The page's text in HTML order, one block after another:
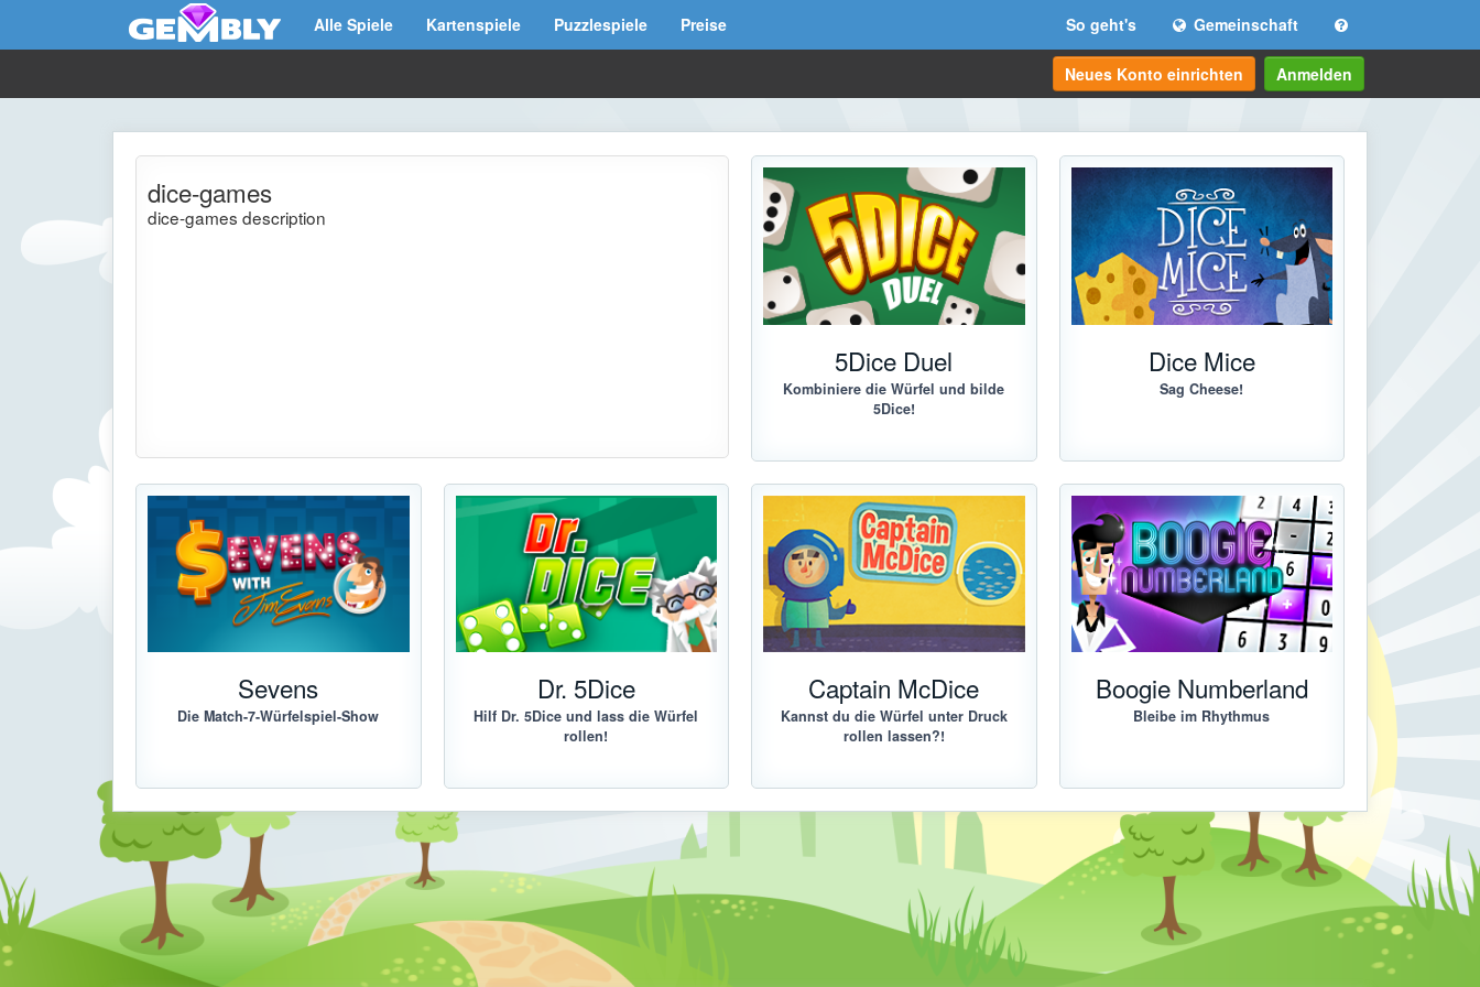
Alle Spiele Kartenspiele Puzzlespiele Preise So geht's Gemeinschaft
Neues Konto einrichten Anmelden
dice-games
dice-games description
5Dice Duel
Kombiniere die Würfel und bilde
5Dice!
Dice Mice
Sag Cheese!
Sevens
Die Match-7-Würfelspiel-Show
Dr. 5Dice
Hilf Dr. 5Dice und lass die Würfel
rollen!
Captain McDice
Kannst du die Würfel unter Druck
rollen lassen?!
Boogie Numberland
Bleibe im Rhythmus